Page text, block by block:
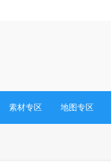
素材专区 地图专区